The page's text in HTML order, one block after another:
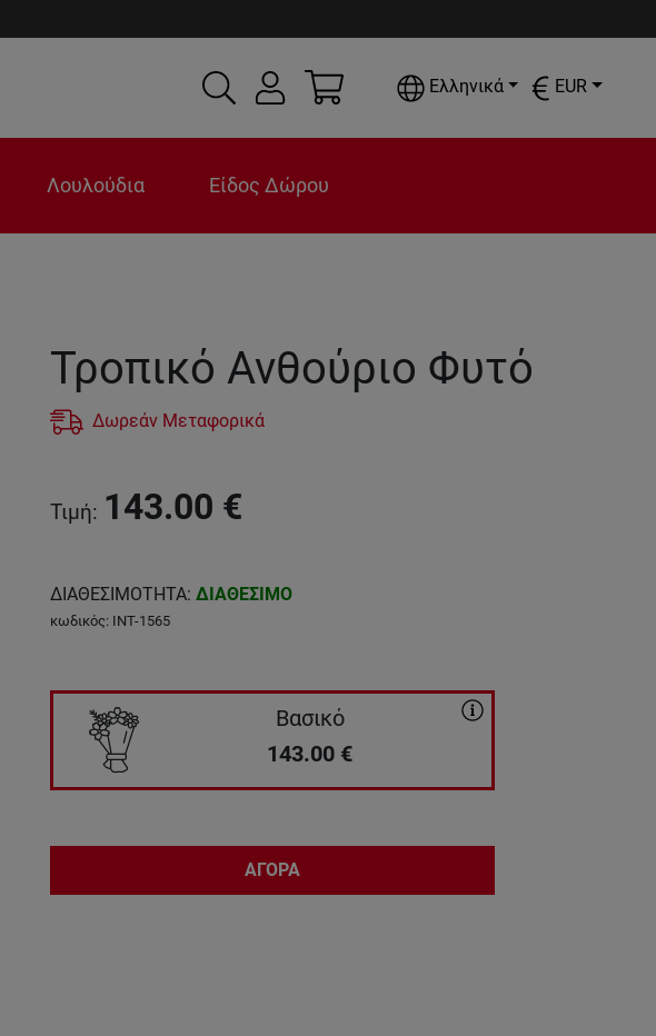
Ελληνικά EUR
Λουλούδια Είδος Δώρου
Τροπικό Ανθούριο Φυτό
Δωρεάν Μεταφορικά
Τιμή: 143.00 €
ΔΙΑΘΕΣΙΜΟΤΗΤΑ: ΔΙΑΘΕΣΙΜΟ
κωδικός: INT-1565
Βασικό
143.00 €
ΑΓΟΡΑ